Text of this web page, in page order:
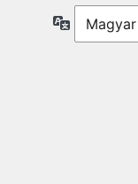
Nyelv